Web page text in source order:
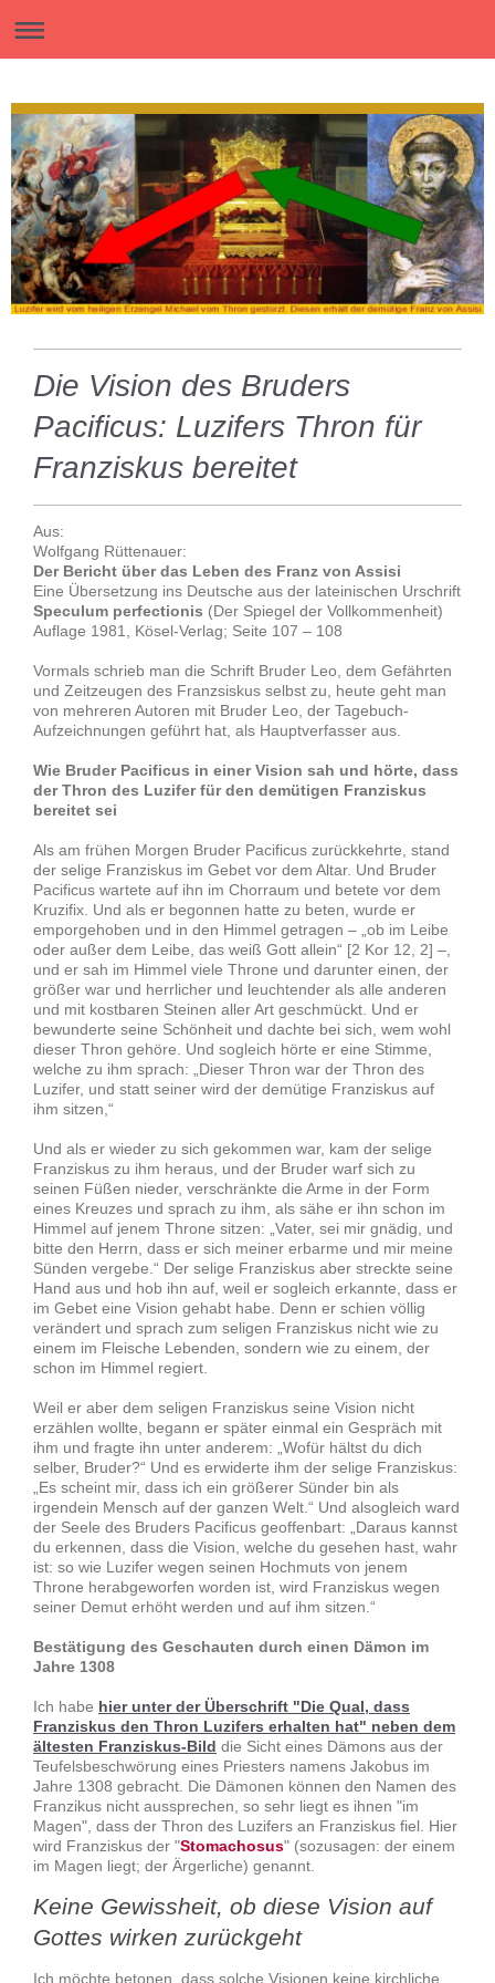
Die Vision des Bruders
Pacificus: Luzifers Thron für
Franziskus bereitet
Aus:
Wolfgang Rüttenauer:
Der Bericht über das Leben des Franz von Assisi
Eine Übersetzung ins Deutsche aus der lateinischen Urschrift
Speculum perfectionis (Der Spiegel der Vollkommenheit)
Auflage 1981, Kösel-Verlag; Seite 107 – 108
Vormals schrieb man die Schrift Bruder Leo, dem Gefährten
und Zeitzeugen des Franzsiskus selbst zu, heute geht man
von mehreren Autoren mit Bruder Leo, der Tagebuch-
Aufzeichnungen geführt hat, als Hauptverfasser aus.
Wie Bruder Pacificus in einer Vision sah und hörte, dass
der Thron des Luzifer für den demütigen Franziskus
bereitet sei
Als am frühen Morgen Bruder Pacificus zurückkehrte, stand
der selige Franziskus im Gebet vor dem Altar. Und Bruder
Pacificus wartete auf ihn im Chorraum und betete vor dem
Kruzifix. Und als er begonnen hatte zu beten, wurde er
emporgehoben und in den Himmel getragen – „ob im Leibe
oder außer dem Leibe, das weiß Gott allein“ [2 Kor 12, 2] –,
und er sah im Himmel viele Throne und darunter einen, der
größer war und herrlicher und leuchtender als alle anderen
und mit kostbaren Steinen aller Art geschmückt. Und er
bewunderte seine Schönheit und dachte bei sich, wem wohl
dieser Thron gehöre. Und sogleich hörte er eine Stimme,
welche zu ihm sprach: „Dieser Thron war der Thron des
Luzifer, und statt seiner wird der demütige Franziskus auf
ihm sitzen,“
Und als er wieder zu sich gekommen war, kam der selige
Franziskus zu ihm heraus, und der Bruder warf sich zu
seinen Füßen nieder, verschränkte die Arme in der Form
eines Kreuzes und sprach zu ihm, als sähe er ihn schon im
Himmel auf jenem Throne sitzen: „Vater, sei mir gnädig, und
bitte den Herrn, dass er sich meiner erbarme und mir meine
Sünden vergebe.“ Der selige Franziskus aber streckte seine
Hand aus und hob ihn auf, weil er sogleich erkannte, dass er
im Gebet eine Vision gehabt habe. Denn er schien völlig
verändert und sprach zum seligen Franziskus nicht wie zu
einem im Fleische Lebenden, sondern wie zu einem, der
schon im Himmel regiert.
Weil er aber dem seligen Franziskus seine Vision nicht
erzählen wollte, begann er später einmal ein Gespräch mit
ihm und fragte ihn unter anderem: „Wofür hältst du dich
selber, Bruder?“ Und es erwiderte ihm der selige Franziskus:
„Es scheint mir, dass ich ein größerer Sünder bin als
irgendein Mensch auf der ganzen Welt.“ Und alsogleich ward
der Seele des Bruders Pacificus geoffenbart: „Daraus kannst
du erkennen, dass die Vision, welche du gesehen hast, wahr
ist: so wie Luzifer wegen seinen Hochmuts von jenem
Throne herabgeworfen worden ist, wird Franziskus wegen
seiner Demut erhöht werden und auf ihm sitzen.“
Bestätigung des Geschauten durch einen Dämon im
Jahre 1308
Ich habe hier unter der Überschrift "Die Qual, dass
Franziskus den Thron Luzifers erhalten hat" neben dem
ältesten Franziskus-Bild die Sicht eines Dämons aus der
Teufelsbeschwörung eines Priesters namens Jakobus im
Jahre 1308 gebracht. Die Dämonen können den Namen des
Franzikus nicht aussprechen, so sehr liegt es ihnen "im
Magen", dass der Thron des Luzifers an Franziskus fiel. Hier
wird Franziskus der "Stomachosus" (sozusagen: der einem
im Magen liegt; der Ärgerliche) genannt.
Keine Gewissheit, ob diese Vision auf
Gottes wirken zurückgeht
Ich möchte betonen, dass solche Visionen keine kirchliche